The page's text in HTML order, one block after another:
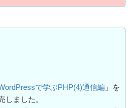
で学ぶPHP(4)通信編 」を
しました。